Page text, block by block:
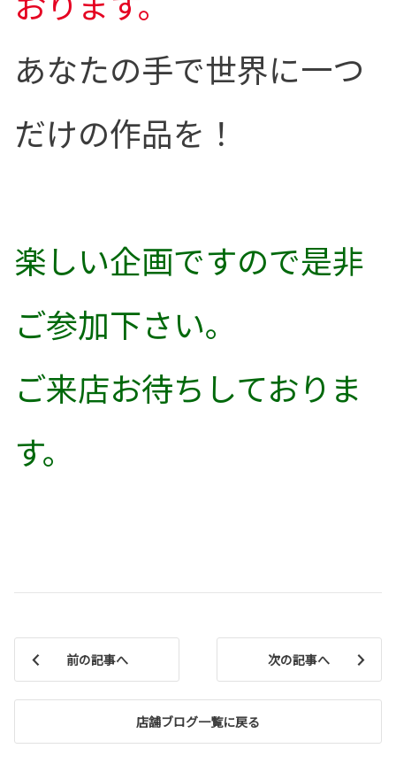
あなたの手で世界に一つ
だけの作品を！
楽しい企画ですので是非
ご参加下さい。
ご来店お待ちしておりま
す。
前の記事へ
店舗ブログ一覧に戻る
次の記事へ